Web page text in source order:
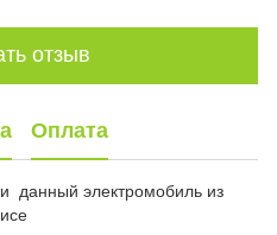
отзыв
Оплата
данный электромобиль из